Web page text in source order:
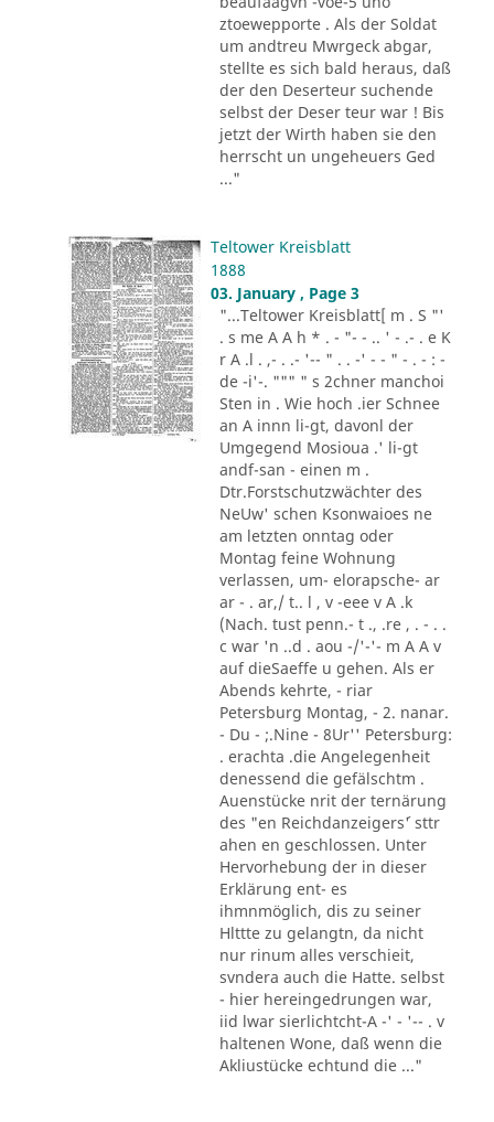
ztoewepporte . Als der Soldat
um andtreu Mwrgeck abgar,
stellte es sich bald heraus, daß
der den Deserteur suchende
selbst der Deser teur war ! Bis
jetzt der Wirth haben sie den
herrscht un ungeheuers Ged
..."
Teltower Kreisblatt
1888
03. January , Page 3
"...Teltower Kreisblatt[ m . S "'
. s me A A h * . - "- - .. ' - .- . e K
r A .l . ,- . .- '-- " . . -' - - " - . - : -
de -i'-. """ " s 2chner manchoi
Sten in . Wie hoch .ier Schnee
an A innn li-gt, davonl der
Umgegend Mosioua .' li-gt
andf-san - einen m .
Dtr.Forstschutzwächter des
NeUw' schen Ksonwaioes ne
am letzten onntag oder
Montag feine Wohnung
verlassen, um- elorapsche- ar
ar - . ar,/ t.. l , v -eee v A .k
(Nach. tust penn.- t ., .re , . - . .
c war 'n ..d . aou -/'-'- m A A v
auf dieSaeffe u gehen. Als er
Abends kehrte, - riar
Petersburg Montag, - 2. nanar.
- Du - ;.Nine - 8Ur'' Petersburg:
. erachta .die Angelegenheit
denessend die gefälschtm .
Auenstücke nrit der ternärung
des "en Reichdanzeigers´' sttr
ahen en geschlossen. Unter
Hervorhebung der in dieser
Erklärung ent- es
ihmnmöglich, dis zu seiner
Hlttte zu gelangtn, da nicht
nur rinum alles verschieit,
svndera auch die Hatte. selbst
- hier hereingedrungen war,
iid lwar sierlichtcht-A -' - '-- . v
haltenen Wone, daß wenn die
Akliustücke echtund die ..."